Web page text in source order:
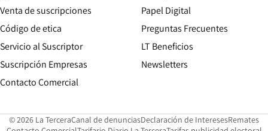
Venta de suscripciones
Código de etica Opens in new window
Servicio al Suscriptor
Suscripción Empresas
Contacto ComercialOpens in new window
Papel DigitalOpens in new
Preguntas Frecuentes
LT Beneficios
Newsletters
© 2026 La TerceraCanal de denunciasOpens in new window
Declaración de InteresesOpens in
Remates